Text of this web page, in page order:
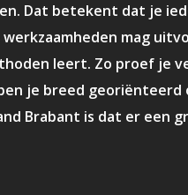
Dat betekent dat je
mag
leert. Zo proef je
je breed
Brabant is dat er een